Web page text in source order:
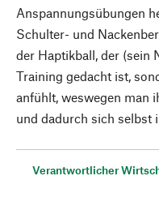
Anspannungsübungen
Schulter- und
der Haptikball, der (sein
Training gedacht ist,
anfühlt, weswegen man
und dadurch sich selbst
Verantwortlicher